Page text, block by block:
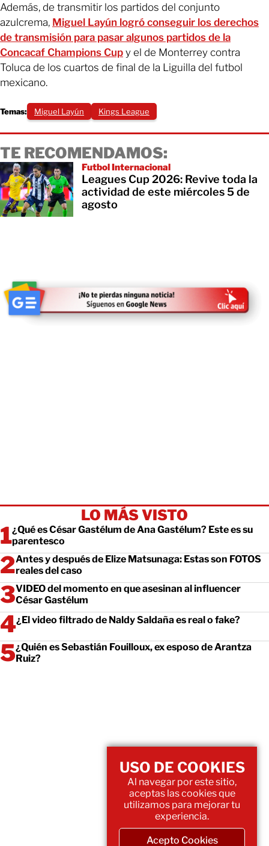
Además, de transmitir los partidos del conjunto
azulcrema, Miguel Layún logró conseguir los derechos
de transmisión para pasar algunos partidos de la
Concacaf Champions Cup y el de Monterrey contra
Toluca de los cuartos de final de la Liguilla del futbol
mexicano.
Temas: Miguel Layún Kings League
TE RECOMENDAMOS:
Futbol Internacional
Leagues Cup 2026: Revive toda la
actividad de este miércoles 5 de
agosto
LO MÁS VISTO
¿Qué es César Gastélum de Ana Gastélum? Este es su
parentesco
Antes y después de Elize Matsunaga: Estas son FOTOS
reales del caso
VIDEO del momento en que asesinan al influencer
César Gastélum
¿El video filtrado de Naldy Saldaña es real o fake?
¿Quién es Sebastián Fouilloux, ex esposo de Arantza
Ruiz?
USO DE COOKIES
Al navegar por este sitio,
aceptas las cookies que
utilizamos para mejorar tu
experiencia.
Acepto Cookies